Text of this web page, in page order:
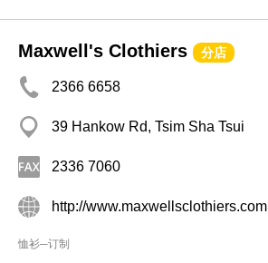
Maxwell's Clothiers 分店
2366 6658
39 Hankow Rd, Tsim Sha Tsui
2336 7060
http://www.maxwellsclothiers.com
恤衫─订制